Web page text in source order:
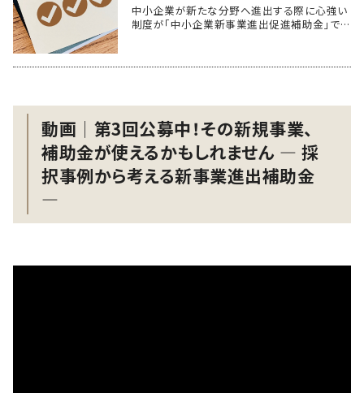
中小企業が新たな分野へ進出する際に心強い
制度が「中小企業新事業進出促進補助金」で…
動画│第3回公募中！その新規事業、
補助金が使えるかもしれません ― 採
択事例から考える新事業進出補助金
―